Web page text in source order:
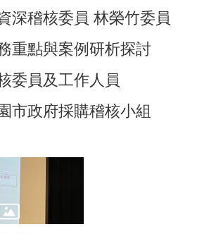
深稽核委員 林榮竹委員
重點與案例研析探討
委員及工作人員
市政府採購稽核小組